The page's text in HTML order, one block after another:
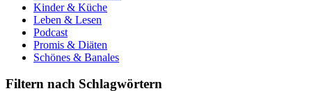
Kinder & Küche
Leben & Lesen
Podcast
Promis & Diäten
Schönes & Banales
Filtern nach Schlagwörtern